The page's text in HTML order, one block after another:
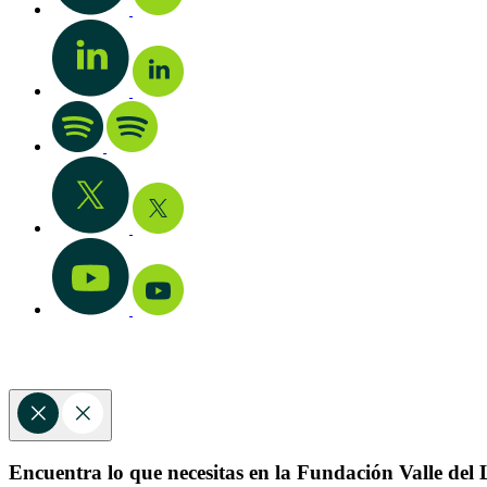
Encuentra lo que necesitas en la Fundación Valle del